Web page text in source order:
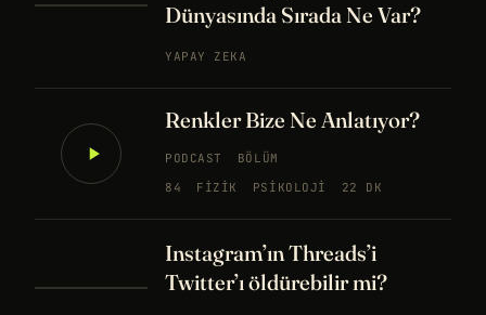
Dünyasında Sırada Ne Var?
YAPAY ZEKA
Renkler Bize Ne Anlatıyor?
PODCAST
BÖLÜM
84
FIZIK PSIKOLOJI 22 DK
Instagram’ın Threads’i
Twitter’ı öldürebilir mi?